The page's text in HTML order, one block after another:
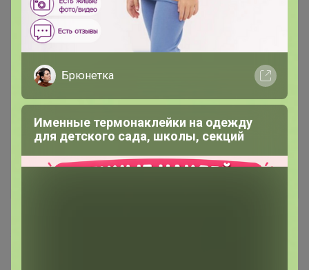
Брюнетка
Именные термонаклейки на одежду
для детского сада, школы, секций